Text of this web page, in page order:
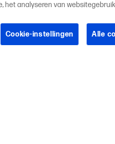
het analyseren van
Cookie-instellingen Alle